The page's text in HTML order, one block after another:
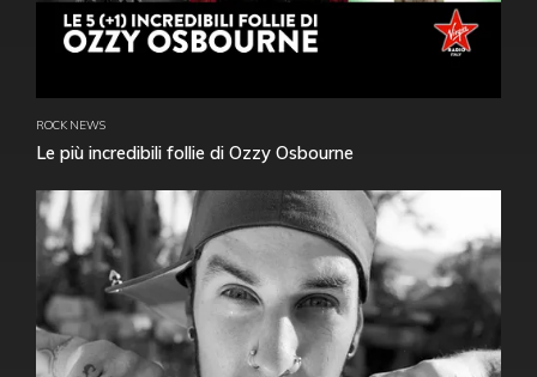
ROCK NEWS
Le più incredibili follie di Ozzy Osbourne